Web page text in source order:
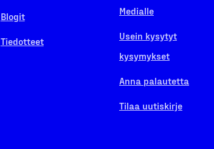
Blogit
Tiedotteet
Medialle
Usein kysytyt
kysymykset
Anna palautetta
Tilaa uutiskirje